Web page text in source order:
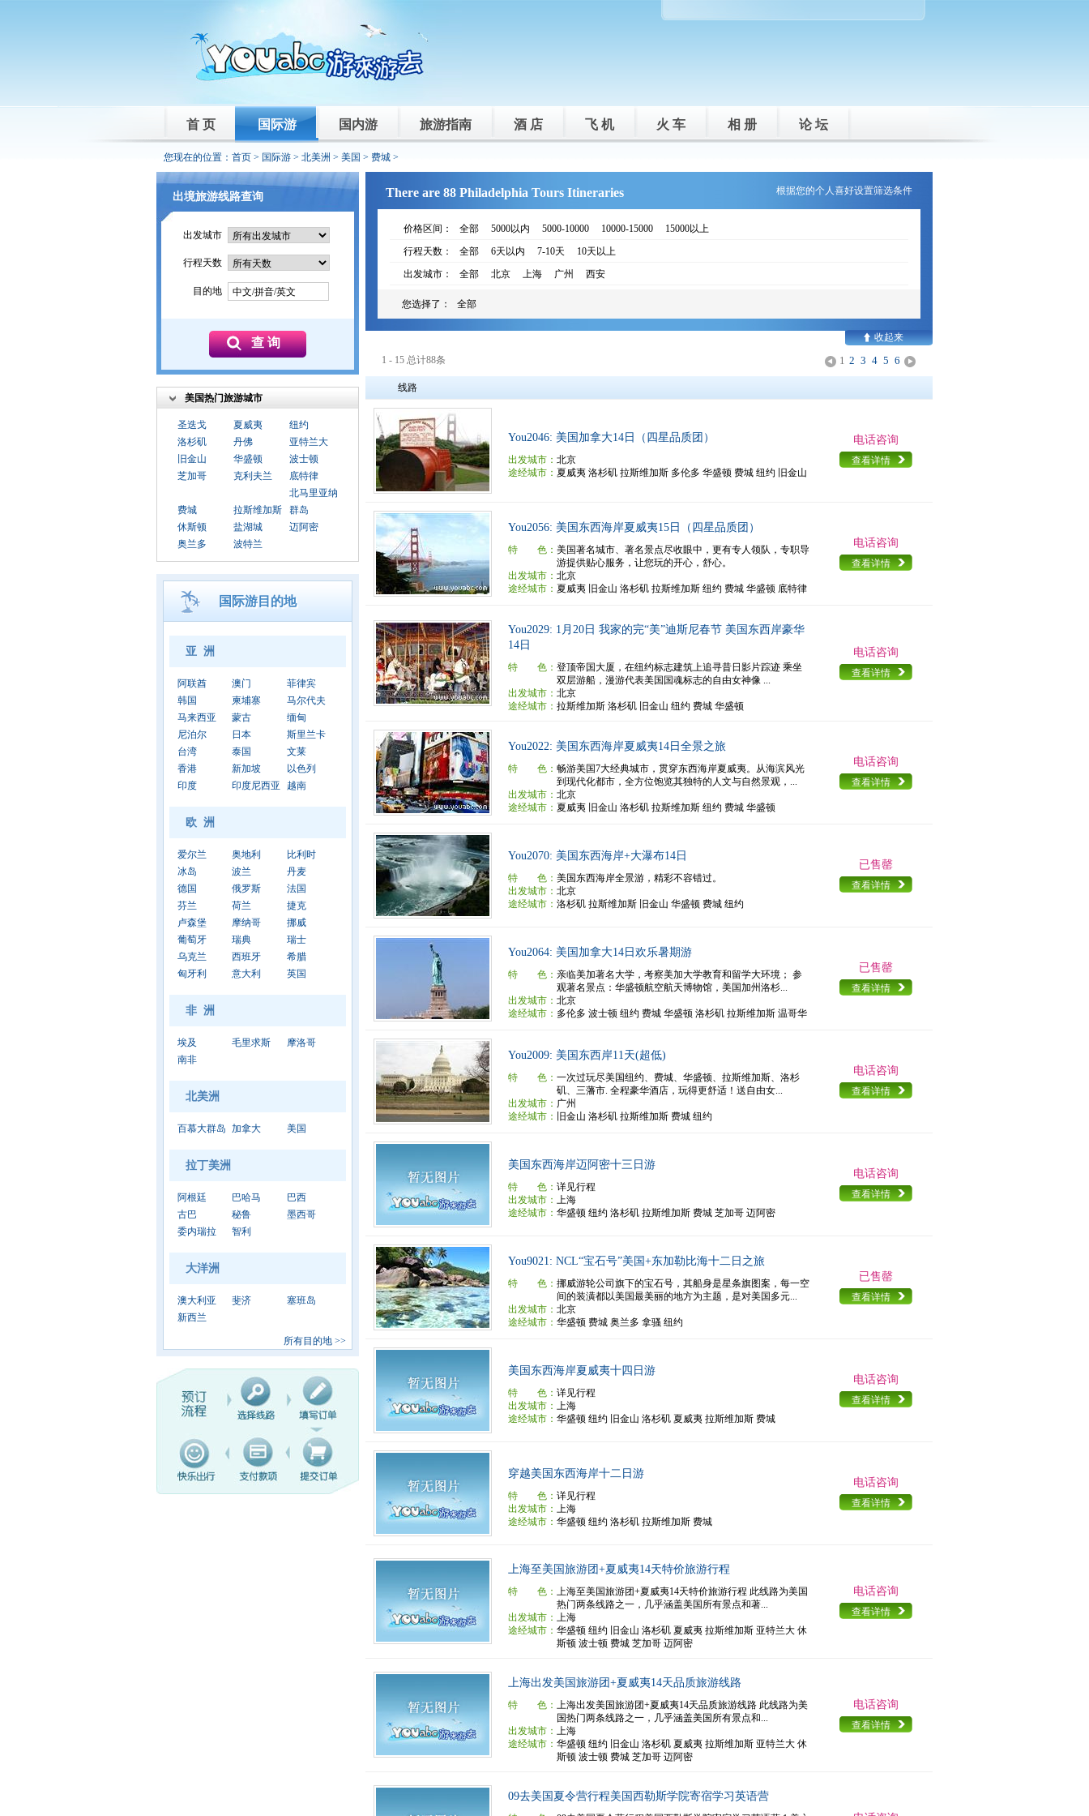
首 页 国际游 国内游 旅游指南 酒 店 飞 机 火 车 相 册 论 坛
您现在的位置： 首页 > 国际游 > 北美洲 > 美国 > 费城 >
出境旅游线路查询
出发城市
行程天数
目的地 中文/拼音/英文
美国热门旅游城市
圣迭戈 夏威夷
纽约
洛杉矶
丹佛
亚特兰大
旧金山
华盛顿
波士顿
芝加哥
克利夫兰 底特律
费城 拉斯维加斯
北马里亚纳
群岛
休斯顿
盐湖城
迈阿密
奥兰多
波特兰
国际游目的地
亚 洲
阿联酋 澳门
菲律宾
韩国
柬埔寨
马尔代夫
马来西亚
蒙古
缅甸
尼泊尔
日本
斯里兰卡
台湾
泰国
文莱
香港
新加坡
以色列
印度
印度尼西亚 越南
欧 洲
爱尔兰 奥地利
比利时
冰岛
波兰
丹麦
德国
俄罗斯
法国
芬兰
荷兰
捷克
卢森堡
摩纳哥
挪威
葡萄牙
瑞典
瑞士
乌克兰
西班牙
希腊
匈牙利
意大利 英国
非 洲
埃及 毛里求斯
摩洛哥
南非
北美洲
百慕大群岛 加拿大 美国
拉丁美洲
阿根廷 巴哈马
巴西
古巴
秘鲁
墨西哥
委内瑞拉
智利
大洋洲
澳大利亚 斐济
塞班岛
新西兰
所有目的地 >>
根据您的个人喜好设置筛选条件
There are 88 Philadelphia Tours Itineraries
价格区间： 全部 5000以内 5000-10000 10000-15000
15000以上
行程天数：
全部 6天以内 7-10天
10天以上
出发城市：
全部 北京 上海 广州 西安
您选择了： 全部
< 1 2 3 4 5 6 >
1 - 15 总计88条
线路
You2046: 美国加拿大14日（四星品质团）
出发城市： 北京
途经城市： 夏威夷 洛杉矶 拉斯维加斯 多伦多 华盛顿 费城 纽约 旧金山
电话咨询
查看详情
You2056: 美国东西海岸夏威夷15日（四星品质团）
特 色： 美国著名城市、著名景点尽收眼中，更有专人领队，专职导
游提供贴心服务，让您玩的开心，舒心。
出发城市： 北京
途经城市： 夏威夷 旧金山 洛杉矶 拉斯维加斯 纽约 费城 华盛顿 底特律
电话咨询
查看详情
You2029: 1月20日 我家的完“美”迪斯尼春节 美国东西岸豪华
14日
特 色： 登顶帝国大厦，在纽约标志建筑上追寻昔日影片踪迹 乘坐
双层游船，漫游代表美国国魂标志的自由女神像 ...
出发城市： 北京
途经城市： 拉斯维加斯 洛杉矶 旧金山 纽约 费城 华盛顿
电话咨询
查看详情
You2022: 美国东西海岸夏威夷14日全景之旅
特 色： 畅游美国7大经典城市，贯穿东西海岸夏威夷。从海滨风光
到现代化都市，全方位饱览其独特的人文与自然景观，...
出发城市： 北京
途经城市： 夏威夷 旧金山 洛杉矶 拉斯维加斯 纽约 费城 华盛顿
电话咨询
查看详情
You2070: 美国东西海岸+大瀑布14日
特 色： 美国东西海岸全景游，精彩不容错过。
出发城市： 北京
途经城市： 洛杉矶 拉斯维加斯 旧金山 华盛顿 费城 纽约
已售罄
查看详情
You2064: 美国加拿大14日欢乐暑期游
特 色： 亲临美加著名大学，考察美加大学教育和留学大环境； 参
观著名景点：华盛顿航空航天博物馆，美国加州洛杉...
出发城市： 北京
途经城市： 多伦多 波士顿 纽约 费城 华盛顿 洛杉矶 拉斯维加斯 温哥华
已售罄
查看详情
You2009: 美国东西岸11天(超低)
特 色： 一次过玩尽美国纽约、费城、华盛顿、拉斯维加斯、洛杉
矶、三藩市. 全程豪华酒店，玩得更舒适！送自由女...
出发城市： 广州
途经城市：
旧金山 洛杉矶 拉斯维加斯 费城 纽约
电话咨询
查看详情
美国东西海岸迈阿密十三日游
特 色： 详见行程
出发城市： 上海
途经城市： 华盛顿 纽约 洛杉矶 拉斯维加斯 费城 芝加哥 迈阿密
电话咨询
查看详情
You9021: NCL“宝石号”美国+东加勒比海十二日之旅
特 色： 挪威游轮公司旗下的宝石号，其船身是星条旗图案，每一空
间的装潢都以美国最美丽的地方为主题，是对美国多元...
出发城市： 北京
途经城市： 华盛顿 费城 奥兰多 拿骚 纽约
已售罄
查看详情
美国东西海岸夏威夷十四日游
特 色： 详见行程
出发城市： 上海
途经城市： 华盛顿 纽约 旧金山 洛杉矶 夏威夷 拉斯维加斯 费城
电话咨询
查看详情
穿越美国东西海岸十二日游
特 色： 详见行程
出发城市： 上海
途经城市： 华盛顿 纽约 洛杉矶 拉斯维加斯 费城
电话咨询
查看详情
上海至美国旅游团+夏威夷14天特价旅游行程
特 色： 上海至美国旅游团+夏威夷14天特价旅游行程 此线路为美国
热门两条线路之一，几乎涵盖美国所有景点和著...
出发城市： 上海
途经城市： 华盛顿 纽约 旧金山 洛杉矶 夏威夷 拉斯维加斯 亚特兰大 休
斯顿 波士顿 费城 芝加哥 迈阿密
电话咨询
查看详情
上海出发美国旅游团+夏威夷14天品质旅游线路
特 色： 上海出发美国旅游团+夏威夷14天品质旅游线路 此线路为美
国热门两条线路之一，几乎涵盖美国所有景点和...
出发城市： 上海
途经城市： 华盛顿 纽约 旧金山 洛杉矶 夏威夷 拉斯维加斯 亚特兰大 休
斯顿 波士顿 费城 芝加哥 迈阿密
电话咨询
查看详情
09去美国夏令营行程美国西勒斯学院寄宿学习英语营